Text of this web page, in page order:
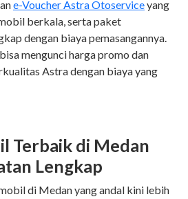
e-Voucher Astra Otoserviceyang
berkala, serta paket
dengan biaya pemasangannya.
mengunci harga promo dan
Astra dengan biaya yang
Terbaik di Medan
Lengkap
di Medan yang andal kini lebih